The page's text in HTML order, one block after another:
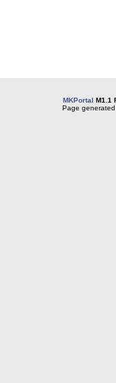
MKPortal M1.1
Page